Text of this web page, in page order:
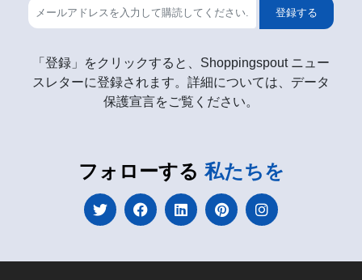
登録する
「登録」をクリックすると、Shoppingspout ニュー
スレターに登録されます。詳細については、データ
保護宣言をご覧ください。
フォローする 私たちを